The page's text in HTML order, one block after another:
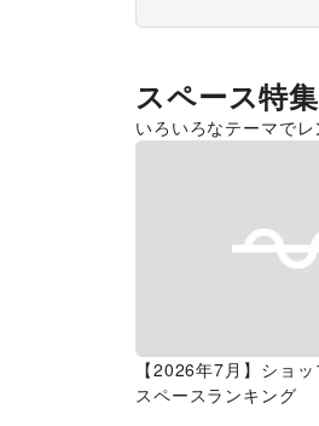
スペース特集
いろいろなテーマで
【2026年7月】ショ
スペースランキング